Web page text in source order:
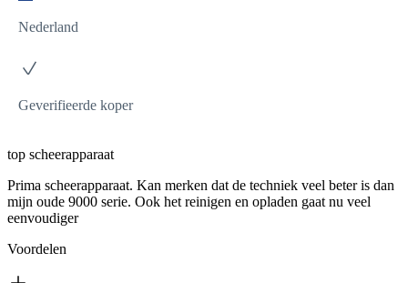
Nederland
Geverifieerde koper
top scheerapparaat
Prima scheerapparaat. Kan merken dat de techniek veel beter is dan
mijn oude 9000 serie. Ook het reinigen en opladen gaat nu veel
eenvoudiger
Voordelen